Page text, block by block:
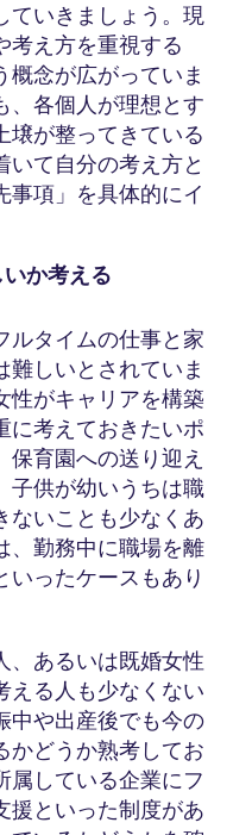
ていきましょう。現
考え方を重視する
概念が広がっていま
、各個人が理想とす
壌が整ってきている
いて自分の考え方と
事項」を具体的にイ
か考える
ルタイムの仕事と家
難しいとされていま
性がキャリアを構築
に考えておきたいポ
保育園への送り迎え
子供が幼いうちは職
ないことも少なくあ
、勤務中に職場を離
いったケースもあり
、あるいは既婚女性
える人も少なくない
中や出産後でも今の
かどうか熟考してお
属している企業にフ
援といった制度があ